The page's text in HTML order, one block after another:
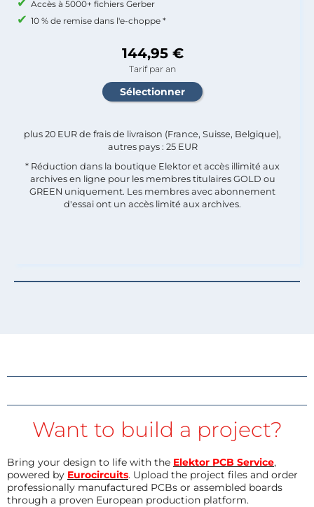
Accès à 5000+ fichiers Gerber
10 % de remise dans l'e-choppe *
144,95 €
Tarif par an
plus 20 EUR de frais de livraison (France, Suisse, Belgique),
autres pays : 25 EUR
* Réduction dans la boutique Elektor et accès illimité aux
archives en ligne pour les membres titulaires GOLD ou
GREEN uniquement. Les membres avec abonnement
d'essai ont un accès limité aux archives.
Want to build a project?
Bring your design to life with the Elektor PCB Service,
powered by Eurocircuits. Upload the project files and order
professionally manufactured PCBs or assembled boards
through a proven European production platform.